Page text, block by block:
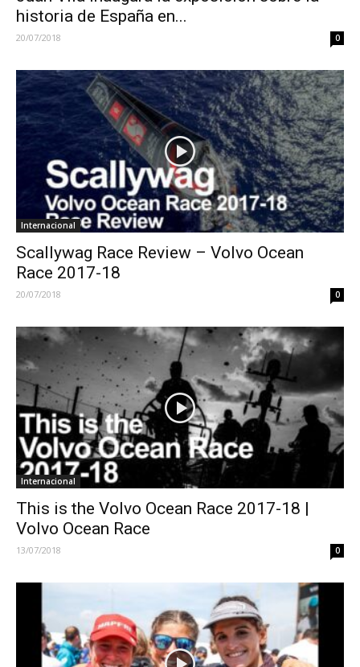
historia de España en...
20/07/2018 0
Internacional
Scallywag Race Review – Volvo Ocean
Race 2017-18
20/07/2018 0
Internacional
This is the Volvo Ocean Race 2017-18 |
Volvo Ocean Race
13/07/2018 0